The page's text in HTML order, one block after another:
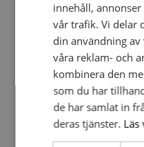
Insperior 2026
innehåll,
vår trafik. Vi delar
din användning
våra reklam- och
kombinera den
som du har
de har samlat in
deras tjänster. Läs